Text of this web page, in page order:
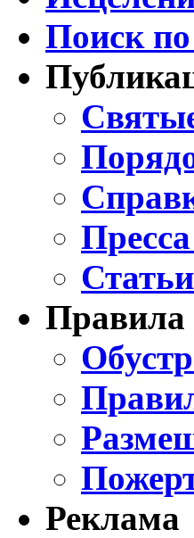
Поиск
Статьи
Правила
Реклама